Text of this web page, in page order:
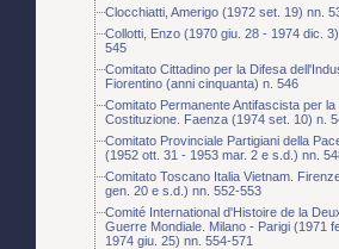
Clocchiatti, Amerigo (1972 set. 19) nn.
Collotti, Enzo (1970 giu. 28 - 1974 dic.
545
Comitato Cittadino per la Difesa
Fiorentino (anni cinquanta) n. 546
Comitato Permanente Antifascista per la
Costituzione. Faenza (1974 set. 10) n.
Comitato Provinciale Partigiani della
(1952 ott. 31 - 1953 mar. 2 e s.d.) nn.
Comitato Toscano Italia Vietnam.
gen. 20 e s.d.) nn. 552-553
Comité International d'Histoire de la
Guerre Mondiale. Milano - Parigi (1971
1974 giu. 25) nn. 554-571